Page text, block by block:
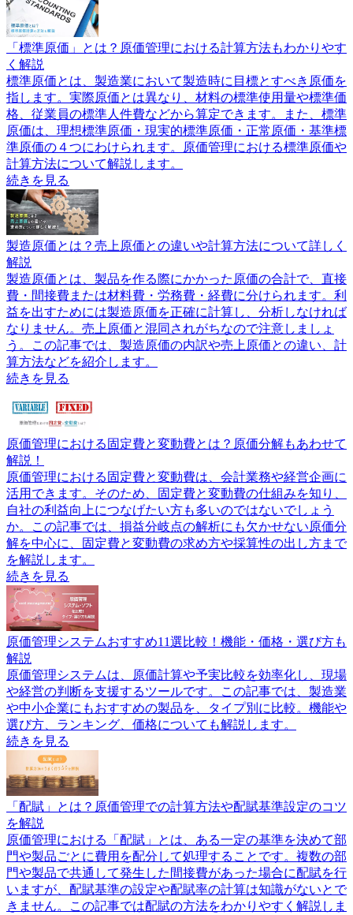
「標準原価」とは？原価管理における計算方法もわかりやす
く解説
標準原価とは、製造業において製造時に目標とすべき原価を
指します。実際原価とは異なり、材料の標準使用量や標準価
格、従業員の標準人件費などから算定できます。また、標準
原価は、理想標準原価・現実的標準原価・正常原価・基準標
準原価の４つにわけられます。原価管理における標準原価や
計算方法について解説します。
続きを見る
製造原価とは？売上原価との違いや計算方法について詳しく
解説
製造原価とは、製品を作る際にかかった原価の合計で、直接
費・間接費または材料費・労務費・経費に分けられます。利
益を出すためには製造原価を正確に計算し、分析しなければ
なりません。売上原価と混同されがちなので注意しましょ
う。この記事では、製造原価の内訳や売上原価との違い、計
算方法などを紹介します。
続きを見る
原価管理における固定費と変動費とは？原価分解もあわせて
解説！
原価管理における固定費と変動費は、会計業務や経営企画に
活用できます。そのため、固定費と変動費の仕組みを知り、
自社の利益向上につなげたい方も多いのではないでしょう
か。この記事では、損益分岐点の解析にも欠かせない原価分
解を中心に、固定費と変動費の求め方や採算性の出し方まで
を解説します。
続きを見る
原価管理システムおすすめ11選比較！機能・価格・選び方も
解説
原価管理システムは、原価計算や予実比較を効率化し、現場
や経営の判断を支援するツールです。この記事では、製造業
や中小企業にもおすすめの製品を、タイプ別に比較。機能や
選び方、ランキング、価格についても解説します。
続きを見る
「配賦」とは？原価管理での計算方法や配賦基準設定のコツ
を解説
原価管理における「配賦」とは、ある一定の基準を決めて部
門や製品ごとに費用を配分して処理することです。複数の部
門や製品で共通して発生した間接費があった場合に配賦を行
いますが、配賦基準の設定や配賦率の計算は知識がないとで
きません。この記事では配賦の方法をわかりやすく解説しま